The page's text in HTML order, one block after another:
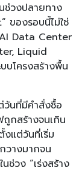
ช่วงปลายทาง
ของรอบนี้ไม่ใช่
Data Center
Liquid
บโครงสร้างพื้น
นที่มีคำสั่งซื้อ
กสร้างจนเกิน
แต่วันที่เริ่ม
วางมากจน
ช่วง “เร่งสร้าง